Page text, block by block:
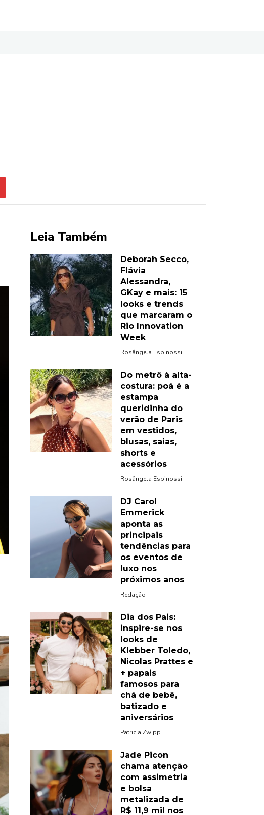
Leia Também
Deborah Secco,
Flávia
Alessandra,
GKay e mais: 15
looks e trends
que marcaram o
Rio Innovation
Week
Rosângela Espinossi
Do metrô à alta-
costura: poá é a
estampa
queridinha do
verão de Paris
em vestidos,
blusas, saias,
shorts e
acessórios
Rosângela Espinossi
DJ Carol
Emmerick
aponta as
principais
tendências para
os eventos de
luxo nos
próximos anos
Redação
Dia dos Pais:
inspire-se nos
looks de
Klebber Toledo,
Nicolas Prattes e
+ papais
famosos para
chá de bebê,
batizado e
aniversários
Patricia Zwipp
Jade Picon
chama atenção
com assimetria
e bolsa
metalizada de
R$ 11,9 mil nos